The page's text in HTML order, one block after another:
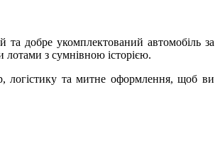
та добре укомплектований автомобіль за
з сумнівною історією.
логістику та митне оформлення, щоб ви